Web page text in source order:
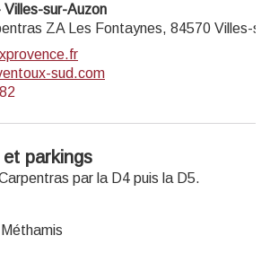
sur-Auzon
ZA Les Fontaynes, 84570 Villes-
sud.com
parkings
par la D4 puis la D5.